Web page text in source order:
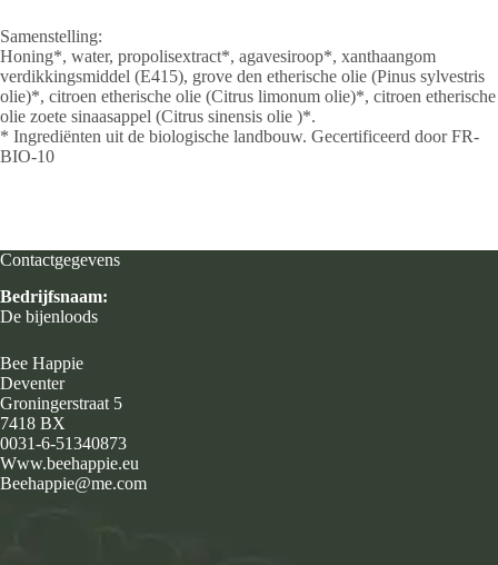
Samenstelling:
Honing*, water, propolisextract*, agavesiroop*, xanthaangom
verdikkingsmiddel (E415), grove den etherische olie (Pinus sylvestris
olie)*, citroen etherische olie (Citrus limonum olie)*, citroen etherische
olie zoete sinaasappel (Citrus sinensis olie )*.
* Ingrediënten uit de biologische landbouw. Gecertificeerd door FR-
BIO-10
Contactgegevens
Bedrijfsnaam:
De bijenloods
Bee Happie
Deventer
Groningerstraat 5
7418 BX
0031-6-51340873
Www.beehappie.eu
Beehappie@me.com